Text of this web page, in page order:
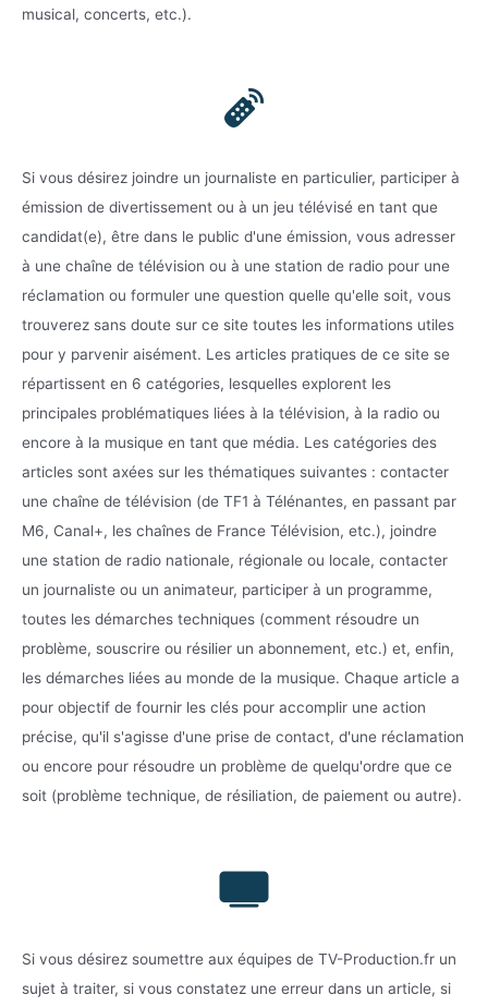
musical, concerts, etc.).
Si vous désirez joindre un journaliste en particulier, participer à
émission de divertissement ou à un jeu télévisé en tant que
candidat(e), être dans le public d'une émission, vous adresser
à une chaîne de télévision ou à une station de radio pour une
réclamation ou formuler une question quelle qu'elle soit, vous
trouverez sans doute sur ce site toutes les informations utiles
pour y parvenir aisément. Les articles pratiques de ce site se
répartissent en 6 catégories, lesquelles explorent les
principales problématiques liées à la télévision, à la radio ou
encore à la musique en tant que média. Les catégories des
articles sont axées sur les thématiques suivantes : contacter
une chaîne de télévision (de TF1 à Télénantes, en passant par
M6, Canal+, les chaînes de France Télévision, etc.), joindre
une station de radio nationale, régionale ou locale, contacter
un journaliste ou un animateur, participer à un programme,
toutes les démarches techniques (comment résoudre un
problème, souscrire ou résilier un abonnement, etc.) et, enfin,
les démarches liées au monde de la musique. Chaque article a
pour objectif de fournir les clés pour accomplir une action
précise, qu'il s'agisse d'une prise de contact, d'une réclamation
ou encore pour résoudre un problème de quelqu'ordre que ce
soit (problème technique, de résiliation, de paiement ou autre).
Si vous désirez soumettre aux équipes de TV-Production.fr un
sujet à traiter, si vous constatez une erreur dans un article, si